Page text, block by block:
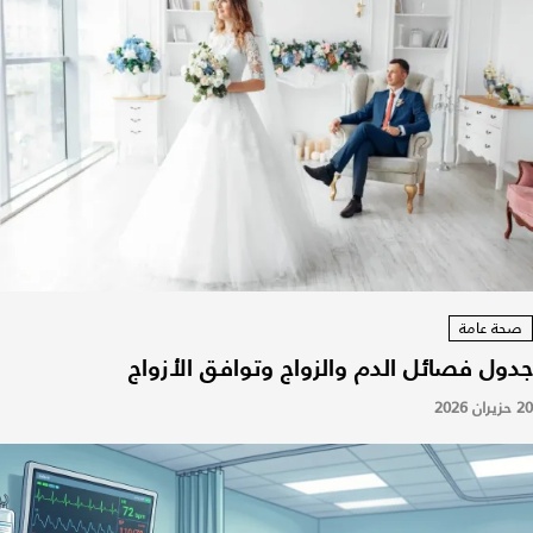
صحة عامة
جدول فصائل الدم والزواج وتوافق الأزواج
20 حزيران 2026